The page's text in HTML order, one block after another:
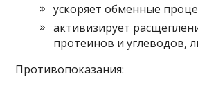
ускоряет обменные
активизирует
протеинов и углеводов,
Противопоказания: